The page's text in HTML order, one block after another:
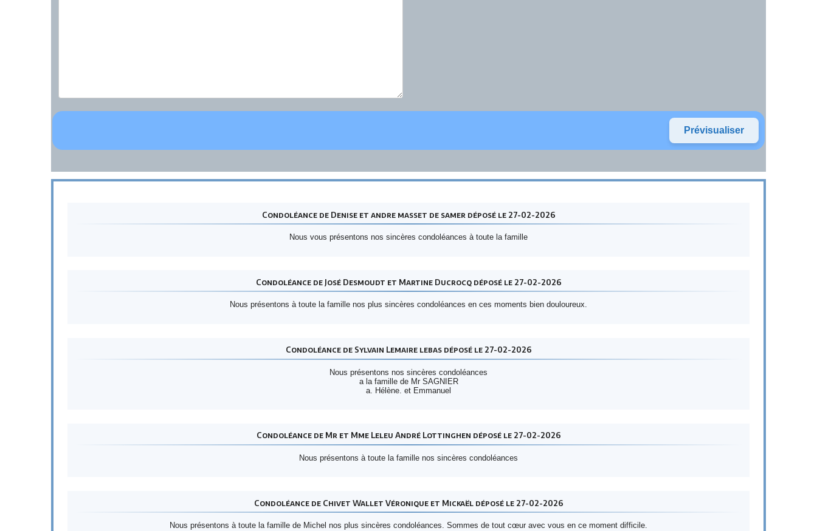
Condoléance de Denise et andre masset de samer déposé le 27-02-2026
Nous vous présentons nos sincères condoléances à toute la famille
Condoléance de José Desmoudt et Martine Ducrocq déposé le 27-02-2026
Nous présentons à toute la famille nos plus sincères condoléances en ces moments bien douloureux.
Condoléance de Sylvain Lemaire lebas déposé le 27-02-2026
Nous présentons nos sincères condoléances
a la famille de Mr SAGNIER
a. Hélène. et Emmanuel
Condoléance de Mr et Mme Leleu André Lottinghen déposé le 27-02-2026
Nous présentons à toute la famille nos sincères condoléances
Condoléance de Chivet Wallet Véronique et Mickaël déposé le 27-02-2026
Nous présentons à toute la famille de Michel nos plus sincères condoléances. Sommes de tout cœur avec vous en ce moment difficile.